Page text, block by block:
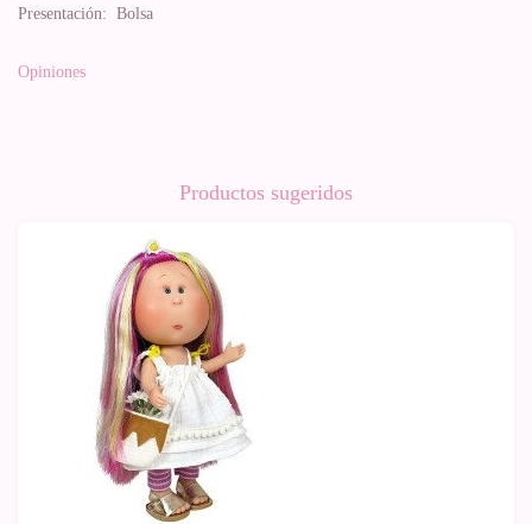
Presentación: Bolsa
Opiniones
Productos sugeridos